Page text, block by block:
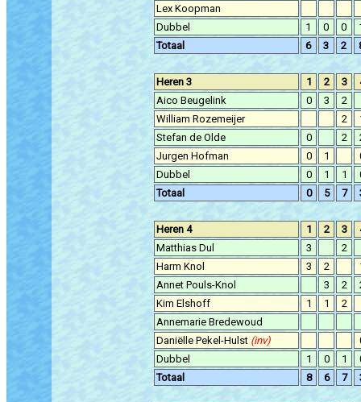
Lex Koopman
Dubbel
1 0 0
Totaal
6 3 2
Heren 3 1 2 3
Aico Beugelink
0 3
2
William Rozemeijer
2
Stefan de Olde
0 2
Jurgen Hofman
0 1
Dubbel
0 1 1
Totaal
0 5 7
Heren 4 1 2 3
Matthias Dul
3
2
Harm Knol
3 2
Annet Pouls-Knol
3 2
Kim Elshoff
1 1
2
Annemarie Bredewoud
Daniëlle Pekel-Hulst (inv)
Dubbel
1 0 1
Totaal
8 6 7